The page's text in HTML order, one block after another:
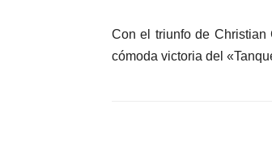
Con el triunfo de Christian
cómoda victoria del